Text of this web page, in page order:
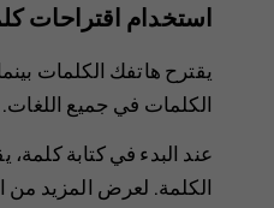
استخدام اقتراحات
يقترح هاتفك الكلمات
الكلمات في جميع اللغات.
عند البدء في كتابة
الكلمة. لعرض المزيد من